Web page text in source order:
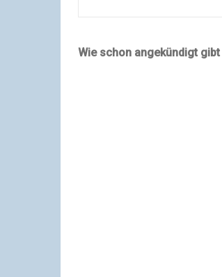
Wie schon angekündigt